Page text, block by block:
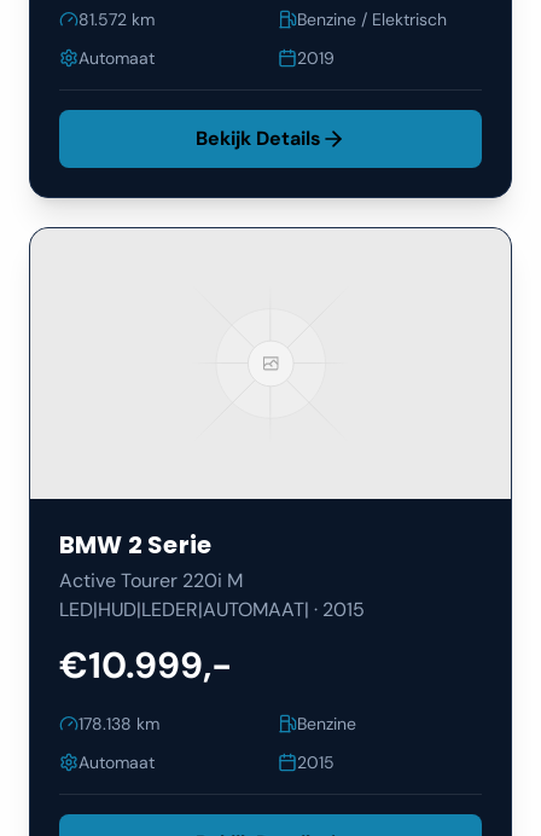
81.572 km
Benzine / Elektrisch
Automaat
2019
Bekijk Details
BMW 2 Serie
Active Tourer 220i M
LED|HUD|LEDER|AUTOMAAT| · 2015
€10.999,-
178.138 km
Benzine
Automaat
2015